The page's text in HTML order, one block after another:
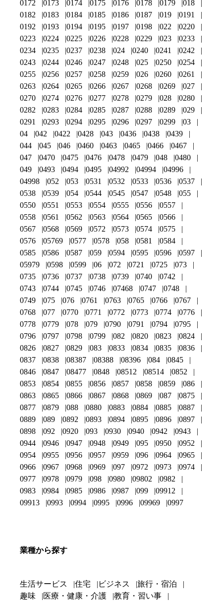
0172 0173 0174 0175 0176 0178 0179
018
0182
0183 0184 0185 0186 0187 019
0191
0192
0193 0194 0195 0197 0198 022
0220
0223
0224 0225 0226 0228 0229 023
0233
0234
0235 0237 0238 024 0240 0241
0242
0243
0244 0246 0247 0248 025 0250
0254
0255
0256 0257 0258 0259 026 0260
0261
0263
0264 0265 0266 0267 0268 0269
027
0270
0274 0276 0277 0278 0279 028
0280
0282
0283 0284 0285 0287 0288 0289
029
0291
0293 0294 0295 0296 0297 0299
03
04
042 0422 0428 043 0436 0438
0439
044
045 046 0460 0463 0465 0466
0467
047
0470 0475 0476 0478 0479 048
0480
049
0493 0494 0495 04992 04994
04996
04998
052 053 0531 0532 0533 0536
0537
0538
0539 054 0544 0545 0547 0548
055
0550
0551 0553 0554 0555 0556
0557
0558
0561 0562 0563 0564 0565
0566
0567
0568 0569 0572 0573 0574
0575
0576
05769 0577 0578 058 0581
0584
0585
0586 0587 059 0594 0595 0596
0597
05979
0598 0599 06 072 0721 0725
073
0735
0736 0737 0738 0739 0740
0742
0743
0744 0745 0746 07468 0747
0748
0749
075 076 0761 0763 0765 0766
0767
0768
077 0770 0771 0772 0773 0774
0776
0778
0779 078 079 0790 0791 0794
0795
0796
0797 0798 0799 082 0820 0823
0824
0826
0827 0829 083 0833 0834 0835
0836
0837
0838 08387 08388 08396 084
0845
0846
0847 08477 0848 08512 08514
0852
0853
0854 0855 0856 0857 0858 0859
086
0863
0865 0866 0867 0868 0869 087
0875
0877
0879 088 0880 0883 0884 0885
0887
0889
089 0892 0893 0894 0895 0896
0897
0898
092 0920 093 0930 0940 0942
0943
0944
0946 0947 0948 0949 095 0950
0952
0954
0955 0956 0957 0959 096 0964
0965
0966
0967 0968 0969 097 0972 0973
0974
0977
0978 0979 098 0980 09802
0982
0983
0984 0985 0986 0987 099
09912
09913
0993 0994 0995 0996 09969 0997
業種から探す
生活サービス 住宅 ビジネス
旅行・宿泊
趣味
医療・健康・介護
教育・習い事